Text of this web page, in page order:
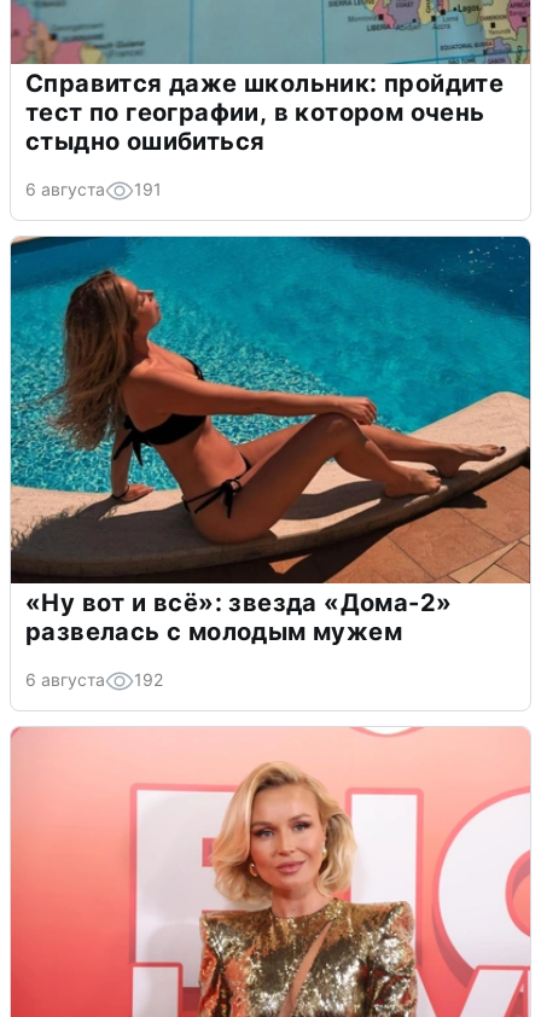
Справится даже школьник: пройдите
тест по географии, в котором очень
стыдно ошибиться
6 августа 191
«Ну вот и всё»: звезда «Дома-2»
развелась с молодым мужем
6 августа 192